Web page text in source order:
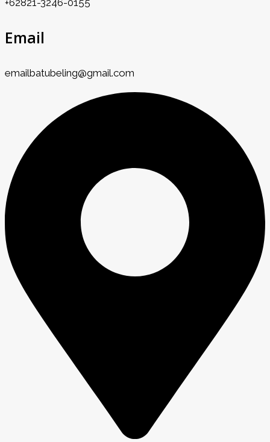
+62821-3246-0155
Email
emailbatubeling@gmail.com